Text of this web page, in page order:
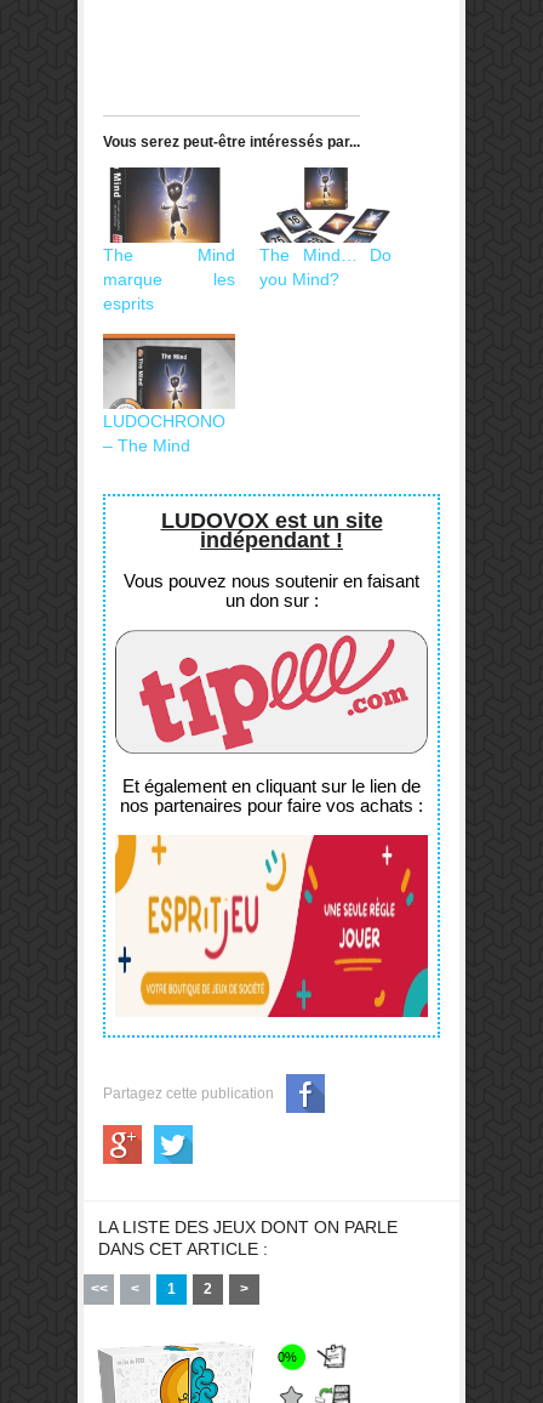
Vous serez peut-être intéressés par...
The Mind
marque les
esprits
The Mind… Do
you Mind?
LUDOCHRONO
– The Mind
LUDOVOX est un site
indépendant !
Vous pouvez nous soutenir en faisant
un don sur :
Et également en cliquant sur le lien de
nos partenaires pour faire vos achats :
Partagez cette publication
LA LISTE DES JEUX DONT ON PARLE
DANS CET ARTICLE :
<< < 1 2 >
0%